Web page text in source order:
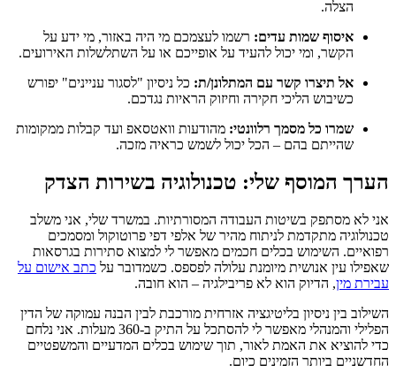
הצלה.
איסוף שמות עדים: רשמו לעצמכם מי היה באזור, מי ידע על
הקשר, ומי יכול להעיד על אופייכם או על השתלשלות האירועים.
אל תיצרו קשר עם המתלונן/ת: כל ניסיון "לסגור עניינים" יפורש
כשיבוש הליכי חקירה וחיזוק הראיות נגדכם.
שמרו כל מסמך רלוונטי: מהודעות וואטסאפ ועד קבלות ממקומות
שהייתם בהם – הכל יכול לשמש כראיה מזכה.
הערך המוסף שלי: טכנולוגיה בשירות הצדק
אני לא מסתפק בשיטות העבודה המסורתיות. במשרד שלי, אני משלב
טכנולוגיה מתקדמת לניתוח מהיר של אלפי דפי פרוטוקול ומסמכים
רפואיים. השימוש בכלים חכמים מאפשר לי למצוא סתירות בגרסאות
שאפילו עין אנושית מיומנת עלולה לפספס. כשמדובר על כתב אישום על
עבירת מין, הדיוק הוא לא פריבילגיה – הוא חובה.
השילוב בין ניסיון בליטיגציה אזרחית מורכבת לבין הבנה עמוקה של הדין
הפלילי והמנהלי מאפשר לי להסתכל על התיק ב-360 מעלות. אני נלחם
כדי להוציא את האמת לאור, תוך שימוש בכלים המדעיים והמשפטיים
החדשניים ביותר הזמינים כיום.